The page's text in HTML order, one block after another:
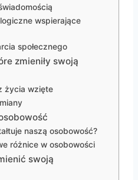
wspierające
społecznego
zmieniły swoją
życia wzięte
naszą osobowość?
różnice w osobowości
swoją